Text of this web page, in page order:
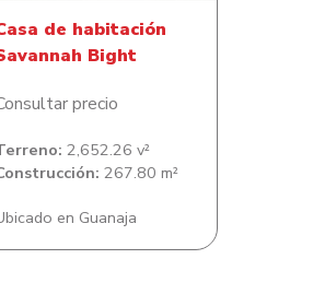
de habitación
Bight
precio
2,652.26 v²
267.80 m²
en Guanaja